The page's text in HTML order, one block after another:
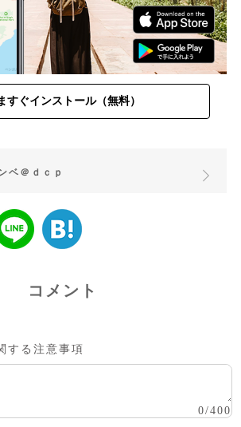
すぐインストール（無料）
ベ＠ｄｃｐ
コメント
する注意事項
0/400